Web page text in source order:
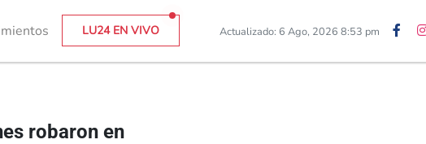
LU24 EN VIVO Actualizado: 6 Ago, 2026 8:53 pm
robaron en